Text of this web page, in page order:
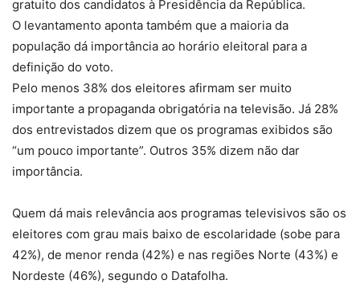
gratuito dos candidatos à Presidência da República.
O levantamento aponta também que a maioria da
população dá importância ao horário eleitoral para a
definição do voto.
Pelo menos 38% dos eleitores afirmam ser muito
importante a propaganda obrigatória na televisão. Já 28%
dos entrevistados dizem que os programas exibidos são
“um pouco importante”. Outros 35% dizem não dar
importância.
Quem dá mais relevância aos programas televisivos são os
eleitores com grau mais baixo de escolaridade (sobe para
42%), de menor renda (42%) e nas regiões Norte (43%) e
Nordeste (46%), segundo o Datafolha.